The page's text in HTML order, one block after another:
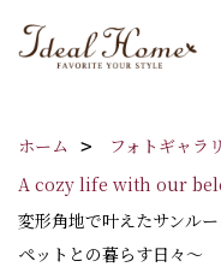
ホーム フォトギャラ
A cozy life with our
変形角地で叶えたサンル
ペットとの暮らす日々～